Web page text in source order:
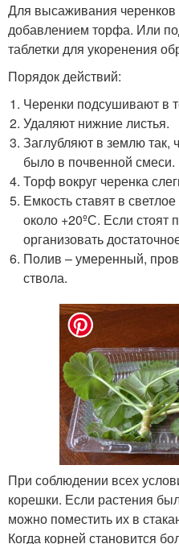
Для высаживания черенков
добавлением торфа. Или
таблетки для укоренения
Порядок действий:
Черенки подсушивают в
Удаляют нижние листья.
Заглубляют в землю так,
было в почвенной смеси.
Торф вокруг черенка
Емкость ставят в
около +20ºС. Если
организовать
Полив – умеренный,
ствола.
При соблюдении всех
корешки. Если растения
можно поместить их в
Когда корней становится